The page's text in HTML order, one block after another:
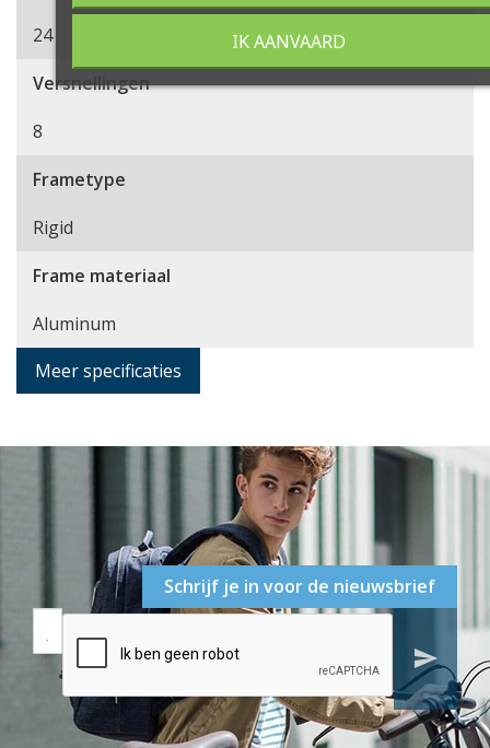
24
Versnellingen
8
Frametype
Rigid
Frame materiaal
Aluminum
Meer specificaties
Schrijf je in voor de nieuwsbrief
send
IK AANVAARD